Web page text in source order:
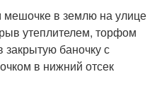
мешочке в землю на улице
утеплителем, торфом
закрытую баночку с
в нижний отсек